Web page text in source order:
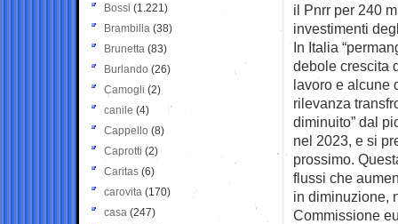
il Pnrr per 240
investimenti
In Italia
debole crescita
lavoro e alcune
rilevanza
diminuito” dal
nel 2023, e si
prossimo.
flussi che
in diminuzione,
Commissione
Bossi (1.221)
Brambilla (38)
Brunetta (83)
Burlando (26)
Camogli (2)
canile (4)
Cappello (8)
Caprotti (2)
Caritas (6)
carovita (170)
casa (247)